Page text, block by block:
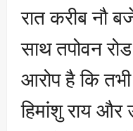
रात करीब नौ
साथ तपोवन
आरोप है कि तभी
हिमांशु राय